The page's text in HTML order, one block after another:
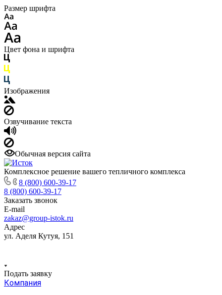
Размер шрифта
Цвет фона и шрифта
Изображения
Озвучивание текста
Обычная версия сайта
Комплексное решение вашего тепличного комплекса
8 (800) 600-39-17
8 (800) 600-39-17
Заказать звонок
E-mail
zakaz@group-istok.ru
Адрес
ул. Аделя Кутуя, 151
Подать заявку
Компания